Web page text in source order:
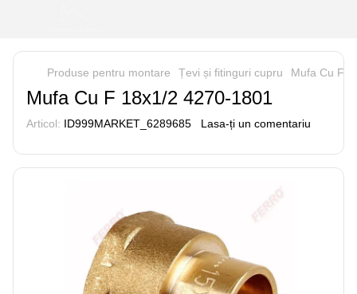
Produse pentru montare Țevi și fitinguri cupru Mufa Cu F
Mufa Cu F 18x1/2 4270-1801
Articol: ID999MARKET_6289685 Lasa-ți un comentariu